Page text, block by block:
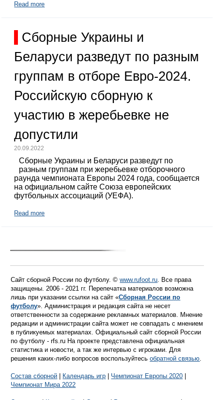
Read more
Сборные Украины и
Беларуси разведут по разным
группам в отборе Евро-2024.
Российскую сборную к
участию в жеребьевке не
допустили
20.09.2022
Сборные Украины и Беларуси разведут по
разным группам при жеребьевке отборочного
раунда чемпионата Европы 2024 года, сообщается
на официальном сайте Союза европейских
футбольных ассоциаций (УЕФА).
Read more
Сайт сборной России по футболу. ©www.rufoot.ru. Все права
защищены. 2006 - 2021 гг. Перепечатка материалов возможна
лишь при указании ссылки на сайт «Сборная России по
футболу». Администрация и редакция сайта не несет
ответственности за содержание рекламных материалов. Мнение
редакции и администрации сайта может не совпадать с мнением
в публикуемых материалах. Официальный сайт сборной России
по футболу - rfs.ru На проекте представлена официальная
статистика и новости, а так же интервью с игроками. Для
решения каких-либо вопросов воспользуйтесьобратной связью.
Состав сборной Календарь игр Чемпионат Европы 2020
Чемпионат Мира 2022